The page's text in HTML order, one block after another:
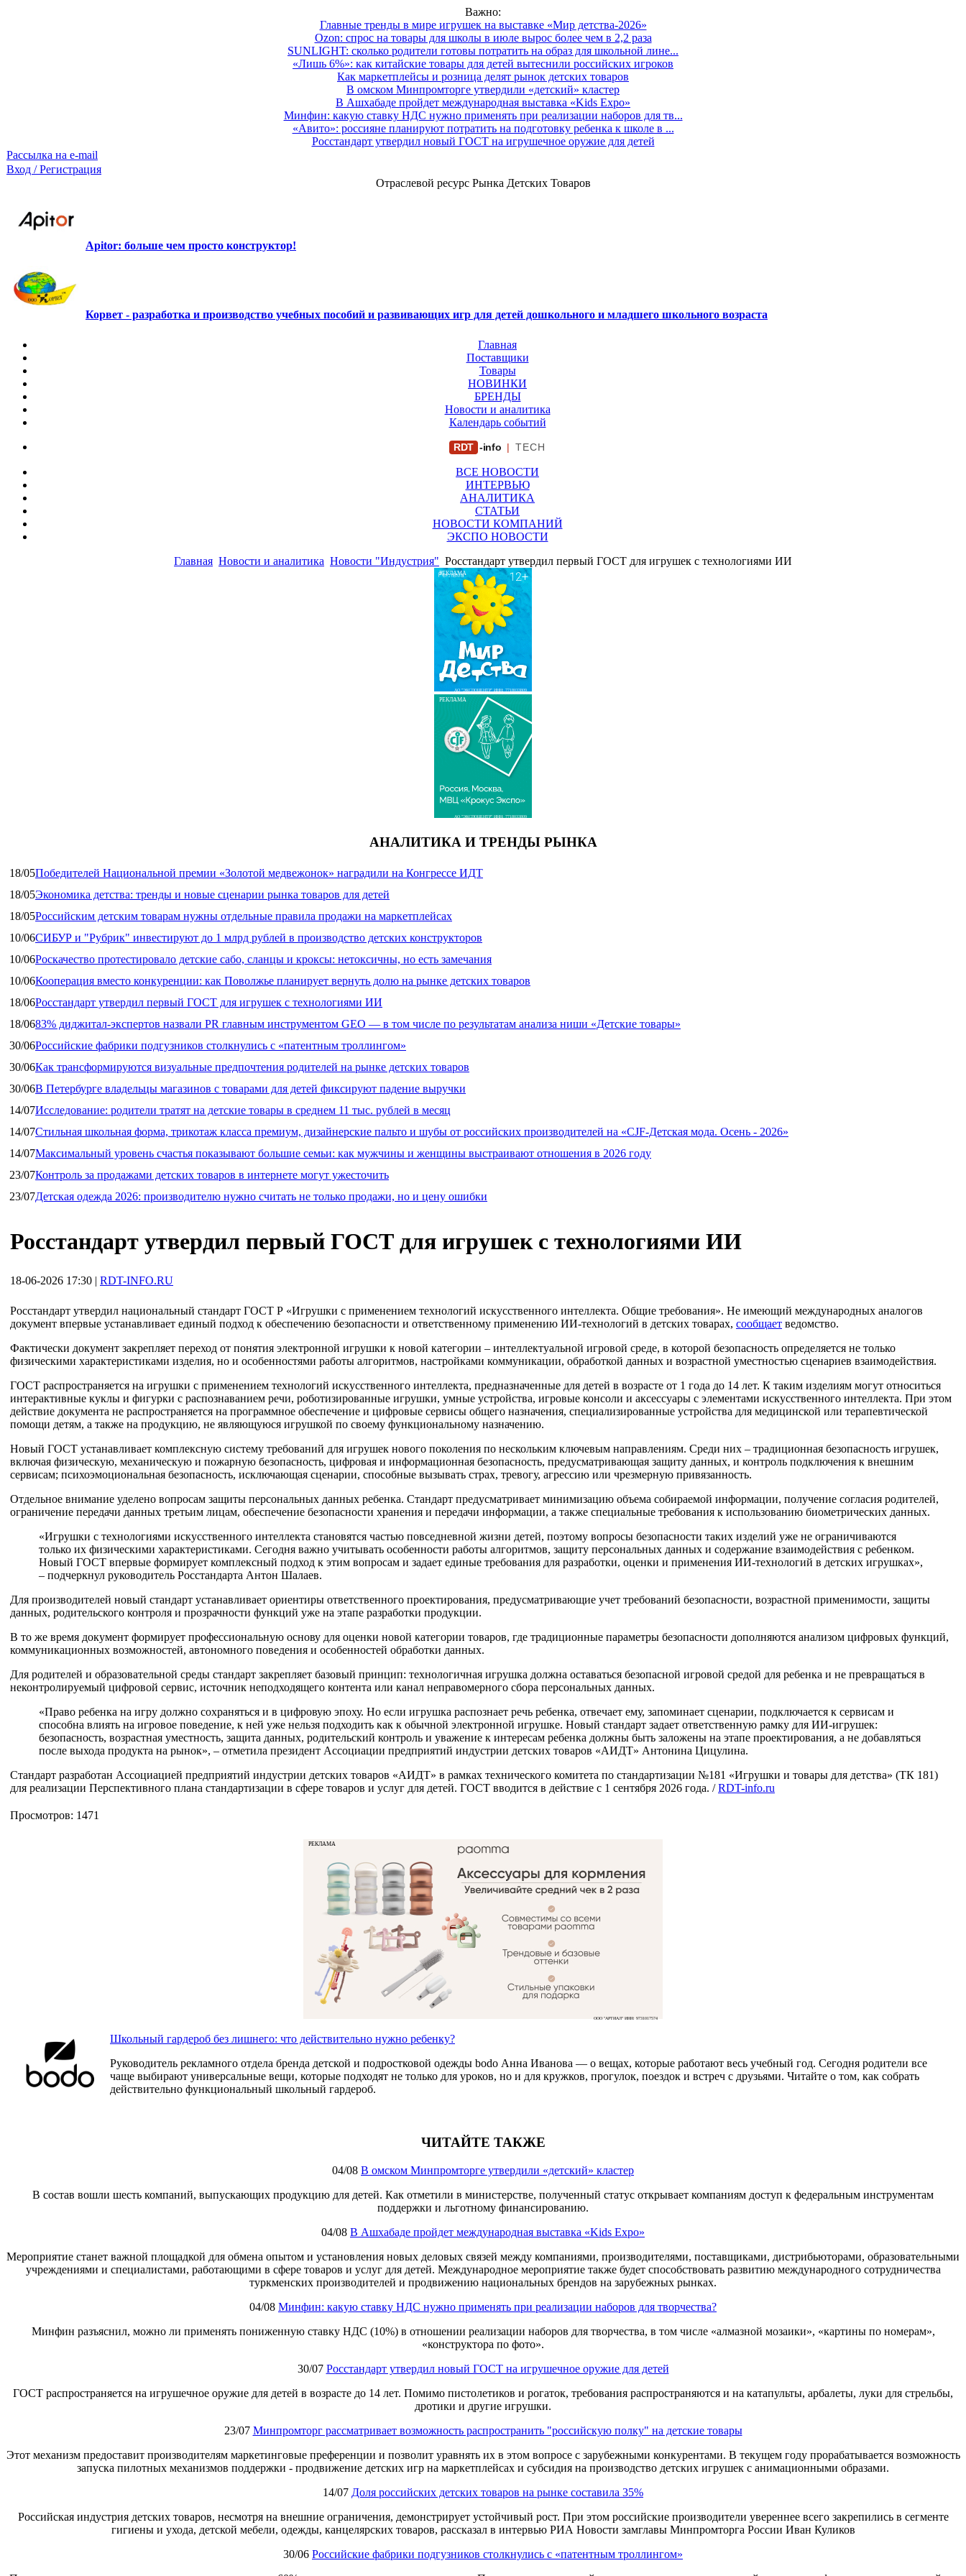
Важно:
Главные тренды в мире игрушек на выставке «Мир детства-2026»
Ozon: спрос на товары для школы в июле вырос более чем в 2,2 раза
SUNLIGHT: сколько родители готовы потратить на образ для школьной лине...
«Лишь 6%»: как китайские товары для детей вытеснили российских игроков
Как маркетплейсы и розница делят рынок детских товаров
В омском Минпромторге утвердили «детский» кластер
В Ашхабаде пройдет международная выставка «Kids Expo»
Минфин: какую ставку НДС нужно применять при реализации наборов для тв...
«Авито»: россияне планируют потратить на подготовку ребенка к школе в ...
Росстандарт утвердил новый ГОСТ на игрушечное оружие для детей
Рассылка на e-mail
Вход / Регистрация
Отраслевой ресурс Рынка Детских Товаров
Apitor: больше чем просто конструктор!
Корвет - разработка и производство учебных пособий и развивающих игр для детей дошкольного и младшего школьного возраста
Главная
Поставщики
Товары
НОВИНКИ
БРЕНДЫ
Новости и аналитика
Календарь событий
RDT -info | TECH
ВСЕ НОВОСТИ
ИНТЕРВЬЮ
АНАЛИТИКА
СТАТЬИ
НОВОСТИ КОМПАНИЙ
ЭКСПО НОВОСТИ
Главная Новости и аналитика Новости "Индустрия" Росстандарт утвердил первый ГОСТ для игрушек с технологиями ИИ
РЕКЛАМА
АО "ЭКСПОЦЕНТР" ИНН: 7718033809
РЕКЛАМА
АО "ЭКСПОЦЕНТР" ИНН: 7718033809
АНАЛИТИКА И ТРЕНДЫ РЫНКА
18/05Победителей Национальной премии «Золотой медвежонок» наградили на Конгрессе ИДТ
18/05Экономика детства: тренды и новые сценарии рынка товаров для детей
18/05Российским детским товарам нужны отдельные правила продажи на маркетплейсах
10/06СИБУР и "Рубрик" инвестируют до 1 млрд рублей в производство детских конструкторов
10/06Роскачество протестировало детские сабо, сланцы и кроксы: нетоксичны, но есть замечания
10/06Кооперация вместо конкуренции: как Поволжье планирует вернуть долю на рынке детских товаров
18/06Росстандарт утвердил первый ГОСТ для игрушек с технологиями ИИ
18/0683% диджитал‑экспертов назвали PR главным инструментом GEO — в том числе по результатам анализа ниши «Детские товары»
30/06Российские фабрики подгузников столкнулись с «патентным троллингом»
30/06Как трансформируются визуальные предпочтения родителей на рынке детских товаров
30/06В Петербурге владельцы магазинов с товарами для детей фиксируют падение выручки
14/07Исследование: родители тратят на детские товары в среднем 11 тыс. рублей в месяц
14/07Стильная школьная форма, трикотаж класса премиум, дизайнерские пальто и шубы от российских производителей на «CJF-Детская мода. Осень - 2026»
14/07Максимальный уровень счастья показывают большие семьи: как мужчины и женщины выстраивают отношения в 2026 году
23/07Контроль за продажами детских товаров в интернете могут ужесточить
23/07Детская одежда 2026: производителю нужно считать не только продажи, но и цену ошибки
Росстандарт утвердил первый ГОСТ для игрушек с технологиями ИИ
18-06-2026 17:30 | RDT-INFO.RU
Росстандарт утвердил национальный стандарт ГОСТ Р «Игрушки с применением технологий искусственного интеллекта. Общие требования». Не имеющий международных аналогов
документ впервые устанавливает единый подход к обеспечению безопасности и ответственному применению ИИ-технологий в детских товарах, сообщает ведомство.
Фактически документ закрепляет переход от понятия электронной игрушки к новой категории – интеллектуальной игровой среде, в которой безопасность определяется не только
физическими характеристиками изделия, но и особенностями работы алгоритмов, настройками коммуникации, обработкой данных и возрастной уместностью сценариев взаимодействия.
ГОСТ распространяется на игрушки с применением технологий искусственного интеллекта, предназначенные для детей в возрасте от 1 года до 14 лет. К таким изделиям могут относиться
интерактивные куклы и фигурки с распознаванием речи, роботизированные игрушки, умные устройства, игровые консоли и аксессуары с элементами искусственного интеллекта. При этом
действие документа не распространяется на программное обеспечение и цифровые сервисы общего назначения, специализированные устройства для медицинской или терапевтической
помощи детям, а также на продукцию, не являющуюся игрушкой по своему функциональному назначению.
Новый ГОСТ устанавливает комплексную систему требований для игрушек нового поколения по нескольким ключевым направлениям. Среди них – традиционная безопасность игрушек,
включая физическую, механическую и пожарную безопасность, цифровая и информационная безопасность, предусматривающая защиту данных, и контроль подключения к внешним
сервисам; психоэмоциональная безопасность, исключающая сценарии, способные вызывать страх, тревогу, агрессию или чрезмерную привязанность.
Отдельное внимание уделено вопросам защиты персональных данных ребенка. Стандарт предусматривает минимизацию объема собираемой информации, получение согласия родителей,
ограничение передачи данных третьим лицам, обеспечение безопасности хранения и передачи информации, а также специальные требования к использованию биометрических данных.
«Игрушки с технологиями искусственного интеллекта становятся частью повседневной жизни детей, поэтому вопросы безопасности таких изделий уже не ограничиваются
только их физическими характеристиками. Сегодня важно учитывать особенности работы алгоритмов, защиту персональных данных и содержание взаимодействия с ребенком.
Новый ГОСТ впервые формирует комплексный подход к этим вопросам и задает единые требования для разработки, оценки и применения ИИ-технологий в детских игрушках»,
– подчеркнул руководитель Росстандарта Антон Шалаев.
Для производителей новый стандарт устанавливает ориентиры ответственного проектирования, предусматривающие учет требований безопасности, возрастной применимости, защиты
данных, родительского контроля и прозрачности функций уже на этапе разработки продукции.
В то же время документ формирует профессиональную основу для оценки новой категории товаров, где традиционные параметры безопасности дополняются анализом цифровых функций,
коммуникационных возможностей, автономного поведения и особенностей обработки данных.
Для родителей и образовательной среды стандарт закрепляет базовый принцип: технологичная игрушка должна оставаться безопасной игровой средой для ребенка и не превращаться в
неконтролируемый цифровой сервис, источник неподходящего контента или канал неправомерного сбора персональных данных.
«Право ребенка на игру должно сохраняться и в цифровую эпоху. Но если игрушка распознает речь ребенка, отвечает ему, запоминает сценарии, подключается к сервисам и
способна влиять на игровое поведение, к ней уже нельзя подходить как к обычной электронной игрушке. Новый стандарт задает ответственную рамку для ИИ-игрушек:
безопасность, возрастная уместность, защита данных, родительский контроль и уважение к интересам ребенка должны быть заложены на этапе проектирования, а не добавляться
после выхода продукта на рынок», – отметила президент Ассоциации предприятий индустрии детских товаров «АИДТ» Антонина Цицулина.
Стандарт разработан Ассоциацией предприятий индустрии детских товаров «АИДТ» в рамках технического комитета по стандартизации №181 «Игрушки и товары для детства» (ТК 181)
для реализации Перспективного плана стандартизации в сфере товаров и услуг для детей. ГОСТ вводится в действие с 1 сентября 2026 года. /RDT-info.ru
Просмотров: 1471
РЕКЛАМА
ООО "АРТИАЛ" ИНН: 9731017574
Школьный гардероб без лишнего: что действительно нужно ребенку?
Руководитель рекламного отдела бренда детской и подростковой одежды bodo Анна Иванова — о вещах, которые работают весь учебный год. Сегодня родители все
чаще выбирают универсальные вещи, которые подходят не только для уроков, но и для кружков, прогулок, поездок и встреч с друзьями. Читайте о том, как собрать
действительно функциональный школьный гардероб.
ЧИТАЙТЕ ТАКЖЕ
04/08 В омском Минпромторге утвердили «детский» кластер
В состав вошли шесть компаний, выпускающих продукцию для детей. Как отметили в министерстве, полученный статус открывает компаниям доступ к федеральным инструментам
поддержки и льготному финансированию.
04/08 В Ашхабаде пройдет международная выставка «Kids Expo»
Мероприятие станет важной площадкой для обмена опытом и установления новых деловых связей между компаниями, производителями, поставщиками, дистрибьюторами, образовательными
учреждениями и специалистами, работающими в сфере товаров и услуг для детей. Международное мероприятие также будет способствовать развитию международного сотрудничества
туркменских производителей и продвижению национальных брендов на зарубежных рынках.
04/08 Минфин: какую ставку НДС нужно применять при реализации наборов для творчества?
Минфин разъяснил, можно ли применять пониженную ставку НДС (10%) в отношении реализации наборов для творчества, в том числе «алмазной мозаики», «картины по номерам»,
«конструктора по фото».
30/07 Росстандарт утвердил новый ГОСТ на игрушечное оружие для детей
ГОСТ распространяется на игрушечное оружие для детей в возрасте до 14 лет. Помимо пистолетиков и рогаток, требования распространяются и на катапульты, арбалеты, луки для стрельбы,
дротики и другие игрушки.
23/07 Минпромторг рассматривает возможность распространить "российскую полку" на детские товары
Этот механизм предоставит производителям маркетинговые преференции и позволит уравнять их в этом вопросе с зарубежными конкурентами. В текущем году прорабатывается возможность
запуска пилотных механизмов поддержки - продвижение детских игр на маркетплейсах и субсидия на производство детских игрушек с анимационными образами.
14/07 Доля российских детских товаров на рынке составила 35%
Российская индустрия детских товаров, несмотря на внешние ограничения, демонстрирует устойчивый рост. При этом российские производители увереннее всего закрепились в сегменте
гигиены и ухода, детской мебели, одежды, канцелярских товаров, рассказал в интервью РИА Новости замглавы Минпромторга России Иван Куликов
30/06 Российские фабрики подгузников столкнулись с «патентным троллингом»